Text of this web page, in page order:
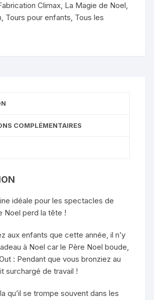
Climax, La Magie de Noel,
, Tours pour enfants, Tous les
COMPLÉMENTAIRES
idéale pour les spectacles de
Noel perd la tête !
aux enfants que cette année, il n’y
à Noel car le Père Noel boude,
: Pendant que vous bronziez au
surchargé de travail !
qu’il se trompe souvent dans les